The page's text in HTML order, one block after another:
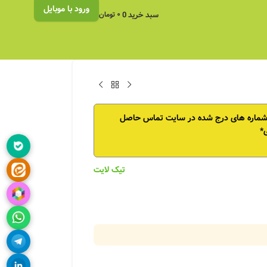
سبد خرید0۰ تومان ورود با موبایل
شماره های درج شده در سایت تماس حاصل
تیک لایت